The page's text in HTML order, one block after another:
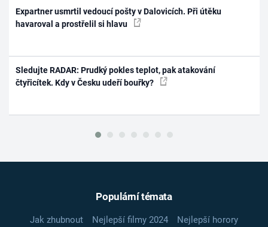
Expartner usmrtil vedoucí pošty v Dalovicích. Při útěku
havaroval a prostřelil si hlavu
Sledujte RADAR: Prudký pokles teplot, pak atakování
čtyřicítek. Kdy v Česku udeří bouřky?
Populární témata
Jak zhubnout Nejlepší filmy 2024
Nejlepší horory